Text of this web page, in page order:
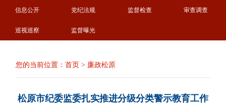
信息公开 党纪法规 监督检查 审查调查
巡视巡察 监督曝光
您的当前位置：首页 > 廉政松原
松原市纪委监委扎实推进分级分类警示教育工作